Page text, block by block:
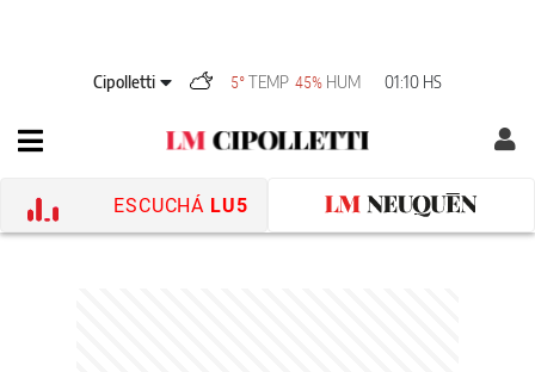
Cipolletti 5°TEMP 45% HUM 01:10 HS
ESCUCHÁ LU5